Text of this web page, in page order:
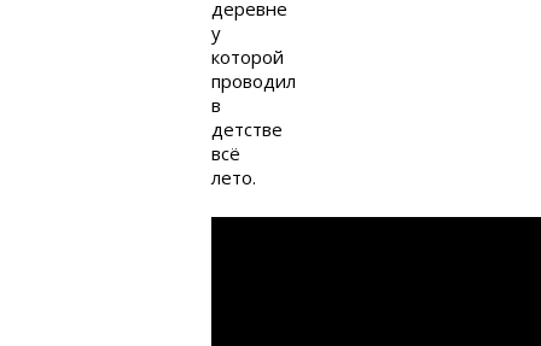
деревне
у
которой
проводил
в
детстве
всё
лето.